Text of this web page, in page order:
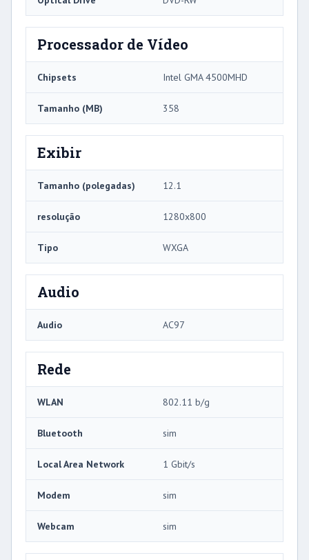
Processador de Vídeo
Chipsets Intel GMA 4500MHD
Tamanho (MB) 358
Exibir
Tamanho (polegadas) 12.1
resolução 1280x800
Tipo WXGA
Audio
Audio AC97
Rede
WLAN 802.11 b/g
Bluetooth sim
Local Area Network 1 Gbit/s
Modem sim
Webcam sim